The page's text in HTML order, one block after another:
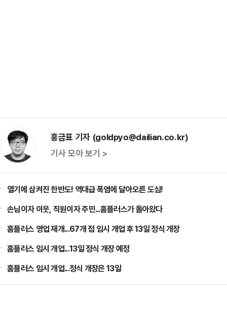
홍금표 기자 (goldpyo@dailian.co.kr)
기사 모아 보기 >
열기에 삼켜진 한반도! 역대급 폭염에 달아오른 도심!
손님이자 이웃, 직원이자 주민...홈플러스가 돌아왔다
홈플러스 영업 재개...67개 점 임시 개업 후 13일 정식 개장
홈플러스 임시 개업...13일 정식 개장 예정
홈플러스 임시 개업...정식 개장은 13일